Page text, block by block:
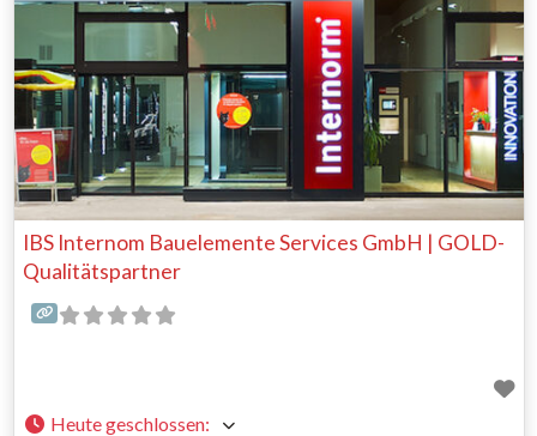
IBS Internom Bauelemente Services GmbH | GOLD-
Qualitätspartner
Heute geschlossen: